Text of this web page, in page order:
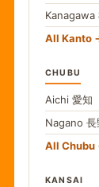
Kanagawa
All Kanto
CHUBU
Aichi 愛知
Nagano 長
All Chubu
KANSAI